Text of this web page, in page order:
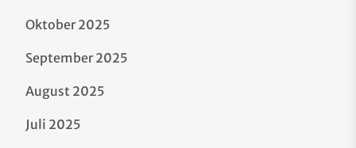
Oktober 2025
September 2025
August 2025
Juli 2025